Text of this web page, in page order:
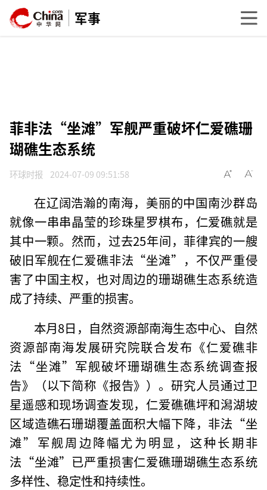
军事
菲非法“坐滩”军舰严重破坏仁爱礁珊
瑚礁生态系统
环球时报 2024-07-09 09:51:58
在辽阔浩瀚的南海，美丽的中国南沙群岛
就像一串串晶莹的珍珠星罗棋布，仁爱礁就是
其中一颗。然而，过去25年间，菲律宾的一艘
破旧军舰在仁爱礁非法“坐滩”，不仅严重侵
害了中国主权，也对周边的珊瑚礁生态系统造
成了持续、严重的损害。
本月8日，自然资源部南海生态中心、自然
资源部南海发展研究院联合发布《仁爱礁非
法“坐滩”军舰破坏珊瑚礁生态系统调查报
告》（以下简称《报告》）。研究人员通过卫
星遥感和现场调查发现，仁爱礁礁坪和潟湖坡
区域造礁石珊瑚覆盖面积大幅下降，非法“坐
滩”军舰周边降幅尤为明显，这种长期非
法“坐滩”已严重损害仁爱礁珊瑚礁生态系统
多样性、稳定性和持续性。